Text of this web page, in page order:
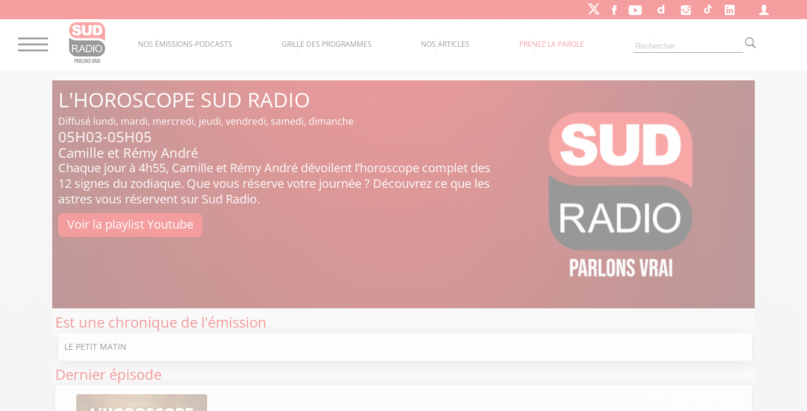
NOS ÉMISSIONS-PODCASTS GRILLE DES PROGRAMMES NOS ARTICLES PRENEZ LA PAROLE
L'HOROSCOPE SUD RADIO
Diffusé lundi, mardi, mercredi, jeudi, vendredi, samedi, dimanche
05H03-05H05
Camille et Rémy André
Chaque jour à 4h55, Camille et Rémy André dévoilent l’horoscope complet des
12 signes du zodiaque. Que vous réserve votre journée ? Découvrez ce que les
astres vous réservent sur Sud Radio.
Voir la playlist Youtube
Est une chronique de l'émission
LE PETIT MATIN
Dernier épisode